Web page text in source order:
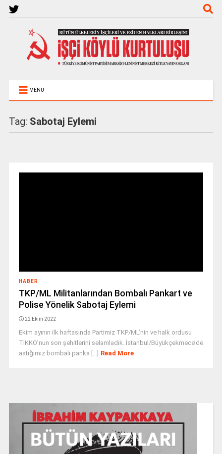
MENU
Tag: Sabotaj Eylemi
HABER
TKP/ML Militanlarından Bombalı Pankart ve
Polise Yönelik Sabotaj Eylemi
22 Ekim 2022
Ekim ayının ilk haftasında Partimiz TKP/ML’nin ve halk ordusu
TİKKO’nun son şehitlerini selamladık. İstanbul/Büyükçekmece’de
astığımız bombalı panka [...] Read More